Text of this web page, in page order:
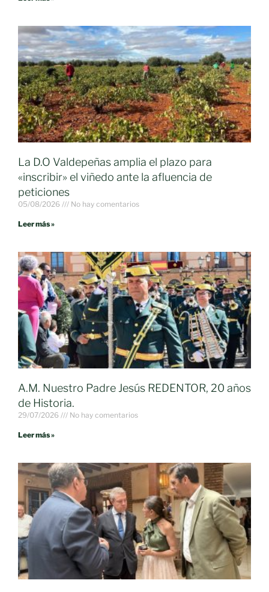
La D.O Valdepeñas amplia el plazo para
«inscribir» el viñedo ante la afluencia de
peticiones
05/08/2026 No hay comentarios
Leer más »
A.M. Nuestro Padre Jesús REDENTOR, 20 años
de Historia.
29/07/2026 No hay comentarios
Leer más »